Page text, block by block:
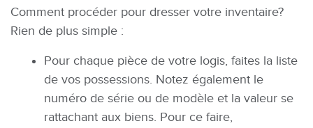
Comment procéder pour dresser votre inventaire?
Rien de plus simple :
Pour chaque pièce de votre logis, faites la liste
de vos possessions. Notez également le
numéro de série ou de modèle et la valeur se
rattachant aux biens. Pour ce faire,